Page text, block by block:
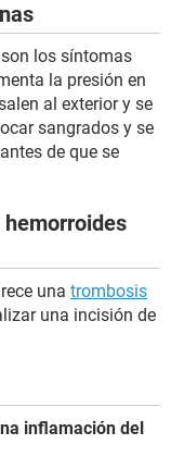
los síntomas
la presión en
al exterior y se
sangrados y se
de que se
hemorroides
una trombosis
una incisión de
inflamación del